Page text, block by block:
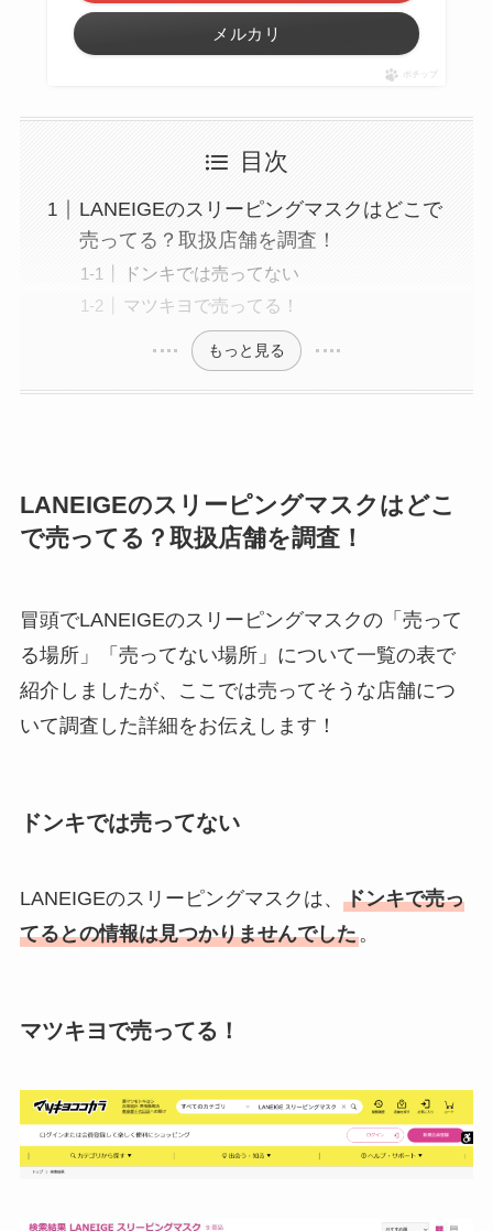
メルカリ
ポチップ
目次
LANEIGEのスリーピングマスクはどこで
売ってる？取扱店舗を調査！
ドンキでは売ってない
マツキヨで売ってる！
もっと見る
LANEIGEのスリーピングマスクはどこ
で売ってる？取扱店舗を調査！
冒頭でLANEIGEのスリーピングマスクの「売って
る場所」「売ってない場所」について一覧の表で
紹介しましたが、ここでは売ってそうな店舗につ
いて調査した詳細をお伝えします！
ドンキでは売ってない
LANEIGEのスリーピングマスクは、 ドンキで売っ
てるとの情報は見つかりませんでした。
マツキヨで売ってる！